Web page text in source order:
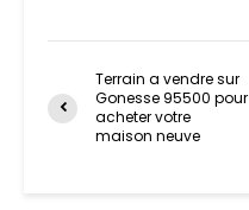
Terrain a vendre sur
Gonesse 95500 pour
acheter votre
maison neuve